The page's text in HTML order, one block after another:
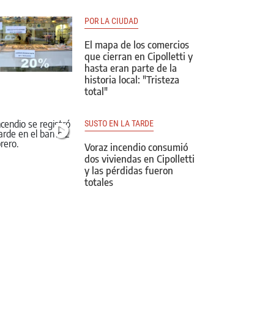
POR LA CIUDAD
El mapa de los comercios
que cierran en Cipolletti y
hasta eran parte de la
historia local: "Tristeza
total"
SUSTO EN LA TARDE
Voraz incendio consumió
dos viviendas en Cipolletti
y las pérdidas fueron
totales